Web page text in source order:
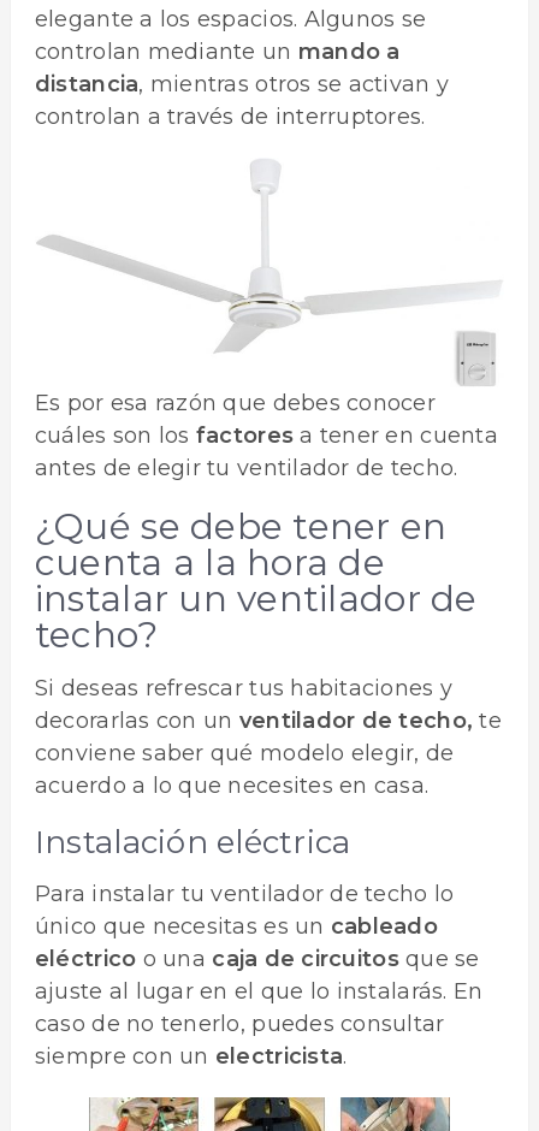
elegante a los espacios. Algunos se
controlan mediante un mando a
distancia, mientras otros se activan y
controlan a través de interruptores.
Es por esa razón que debes conocer
cuáles son los factores a tener en cuenta
antes de elegir tu ventilador de techo.
¿Qué se debe tener en
cuenta a la hora de
instalar un ventilador de
techo?
Si deseas refrescar tus habitaciones y
decorarlas con un ventilador de techo, te
conviene saber qué modelo elegir, de
acuerdo a lo que necesites en casa.
Instalación eléctrica
Para instalar tu ventilador de techo lo
único que necesitas es un cableado
eléctrico o una caja de circuitosque se
ajuste al lugar en el que lo instalarás. En
caso de no tenerlo, puedes consultar
siempre con un electricista.